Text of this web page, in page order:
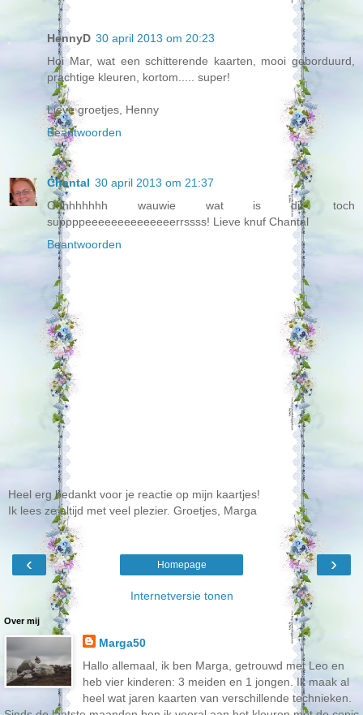
HennyD 30 april 2013 om 20:23
Hoi Mar, wat een schitterende kaarten, mooi geborduurd,
prachtige kleuren, kortom..... super!
Lieve groetjes, Henny
Beantwoorden
Chantal 30 april 2013 om 21:37
Ohhhhhhhh wauwie wat is dit toch
suppppeeeeeeeeeeeeeerrssss! Lieve knuf Chantal
Beantwoorden
Heel erg bedankt voor je reactie op mijn kaartjes!
Ik lees ze altijd met veel plezier. Groetjes, Marga
‹ ›
Homepage
Internetversie tonen
Over mij
Marga50
Hallo allemaal, ik ben Marga, getrouwd met Leo en
heb vier kinderen: 3 meiden en 1 jongen. Ik maak al
heel wat jaren kaarten van verschillende technieken.